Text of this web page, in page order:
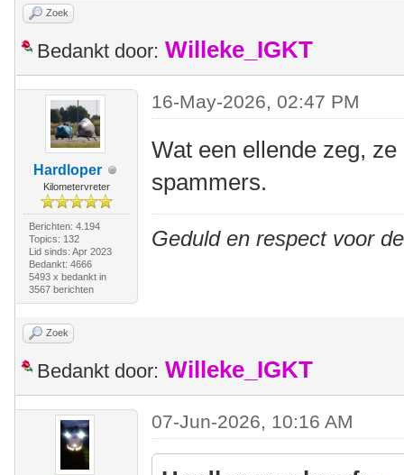
Zoek
Bedankt door: Willeke_IGKT
Hardloper
Kilometervreter
Berichten: 4.194
Topics: 132
Lid sinds: Apr 2023
Bedankt: 4666
5493 x bedankt in
3567 berichten
16-May-2026, 02:47 PM
Wat een ellende zeg,
spammers.
Geduld en respect voor
Zoek
Bedankt door: Willeke_IGKT
07-Jun-2026, 10:16 AM